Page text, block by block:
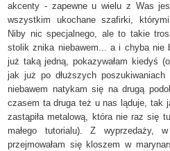
akcenty - zapewne u wielu z Was
wszystkim ukochane szafirki,
Niby nic specjalnego, ale to takie
stolik znika niebawem... a i chyba nie
już taką jedną, pokazywałam kiedyś
jak już po dłuższych
niebawem natykam się na drugą
czasem ta druga też u nas ląduje, tak
zastąpiła metalową, która nie raz się
małego tutorialu). Z
przejmowałam się kloszem w